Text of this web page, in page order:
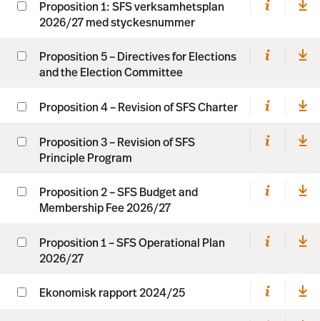
Proposition 1: SFS verksamhetsplan
2026/27 med styckesnummer
Proposition 5 – Directives for Elections
and the Election Committee
Proposition 4 – Revision of SFS Charter
Proposition 3 – Revision of SFS
Principle Program
Proposition 2 – SFS Budget and
Membership Fee 2026/27
Proposition 1 – SFS Operational Plan
2026/27
Ekonomisk rapport 2024/25